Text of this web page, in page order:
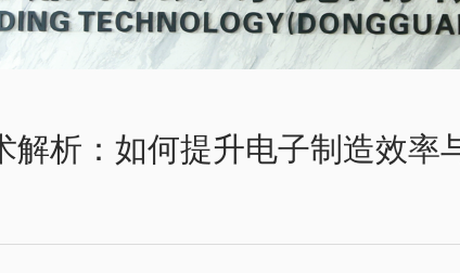
析：如何提升电子制造效率